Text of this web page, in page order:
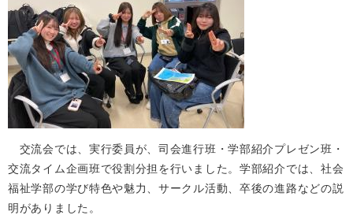
交流会では、実行委員が、司会進行班・学部紹介プレゼン班・
交流タイム企画班で役割分担を行いました。学部紹介では、社会
福祉学部の学び特色や魅力、サークル活動、卒後の進路などの説
明がありました。